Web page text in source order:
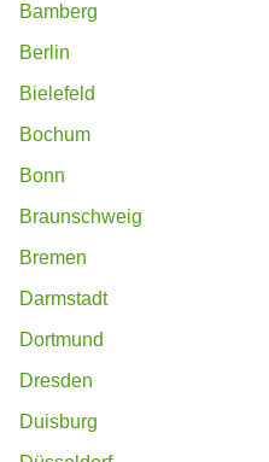
Bamberg
Berlin
Bielefeld
Bochum
Bonn
Braunschweig
Bremen
Darmstadt
Dortmund
Dresden
Duisburg